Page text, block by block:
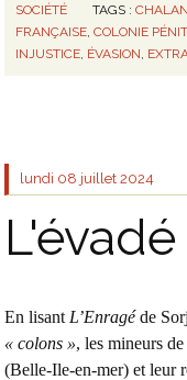
SOCIÉTÉ
TAGS :
FRANÇAISE, COLONIE
INJUSTICE, ÉVASION
lundi 08 juillet 2024
En lisant L’Enragéde
« colons », les mineurs
(Belle-Ile-en-mer) et leur